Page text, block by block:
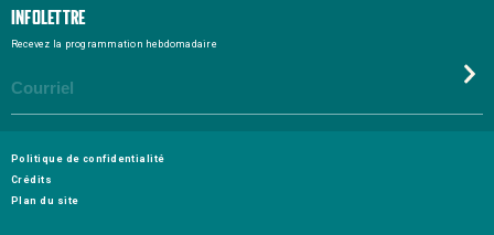
Infolettre
Recevez la programmation hebdomadaire
Politique de confidentialité
Crédits
Plan du site